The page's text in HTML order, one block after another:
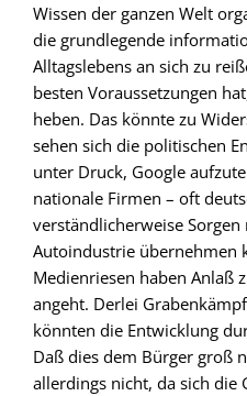
Wissen der ganzen Welt
die grundlegende
Alltagslebens an sich zu
besten Voraussetzungen
heben. Das könnte zu
sehen sich die politischen
unter Druck, Google
nationale Firmen – oft
verständlicherweise
Autoindustrie übernehmen
Medienriesen haben Anlaß
angeht. Derlei
könnten die Entwicklung
Daß dies dem Bürger groß
allerdings nicht, da sich die